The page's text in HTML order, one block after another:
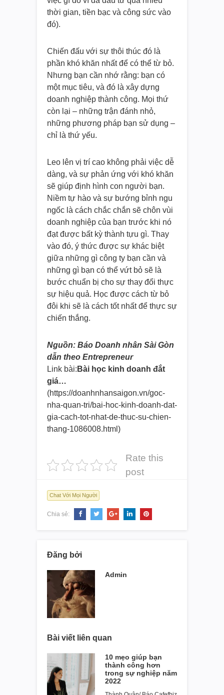
thời gian, tiền bạc và công sức vào
đó).
Chiến đấu với sự thôi thúc đó là
phần khó khăn nhất để có thể từ bỏ.
Nhưng bạn cần nhớ rằng: bạn có
một mục tiêu, và đó là xây dựng
doanh nghiệp thành công. Mọi thứ
còn lại – những trận đánh nhỏ,
những phương pháp bạn sử dụng –
chỉ là thứ yếu.
Leo lên vị trí cao không phải việc dễ
dàng, và sự phản ứng với khó khăn
sẽ giúp định hình con người bạn.
Niềm tự hào và sự bướng bỉnh ngu
ngốc là cách chắc chắn sẽ chôn vùi
doanh nghiệp của bạn trước khi nó
đạt được bất kỳ thành tựu gì. Thay
vào đó, ý thức được sự khác biệt
giữa những gì công ty bạn cần và
những gì bạn có thể vứt bỏ sẽ là
bước chuẩn bị cho sự thay đổi thực
sự hiệu quả. Học được cách từ bỏ
đôi khi sẽ là cách tốt nhất để thực sự
chiến thắng.
Nguồn: Báo Doanh nhân Sài Gòn
dẫn theo Entrepreneur
Link bài: Bài học kinh doanh đắt
giá…
(https://doanhnhansaigon.vn/goc-
nha-quan-tri/bai-hoc-kinh-doanh-dat-
gia-cach-tot-nhat-de-thuc-su-chien-
thang-1086008.html)
Rate this
post
Chat Với Mọi Người
Chia sẻ:
Đăng bởi
Admin
Bài viết liên quan
10 mẹo giúp bạn
thành công hơn
trong sự nghiệp năm
2022